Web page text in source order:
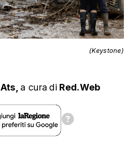
(Keystone)
Ats, a cura di Red.Web